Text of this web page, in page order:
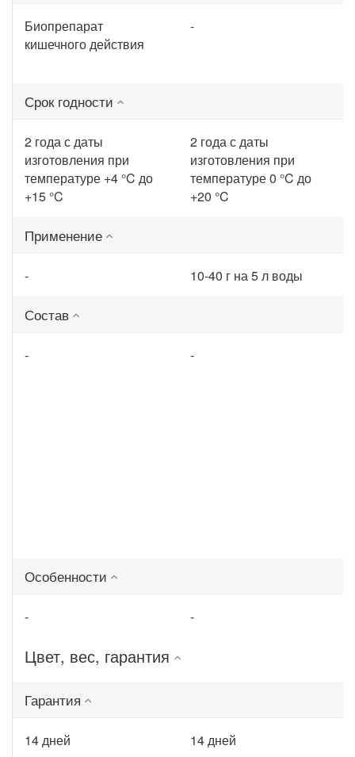
Биопрепарат
кишечного действия
-
Срок годности
2 года с даты
изготовления при
температуре +4 °C до
+15 °C
2 года с даты
изготовления при
температуре 0 °C до
+20 °C
Применение
- 10-40 г на 5 л воды
Состав
- -
Особенности
- -
Цвет, вес, гарантия
Гарантия
14 дней 14 дней